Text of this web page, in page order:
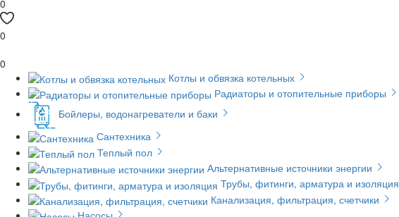
0
0
0
Котлы и обвязка котельных
Радиаторы и отопительные приборы
Бойлеры, водонагреватели и баки
Сантехника
Теплый пол
Альтернативные источники энергии
Трубы, фитинги, арматура и изоляция
Канализация, фильтрация, счетчики